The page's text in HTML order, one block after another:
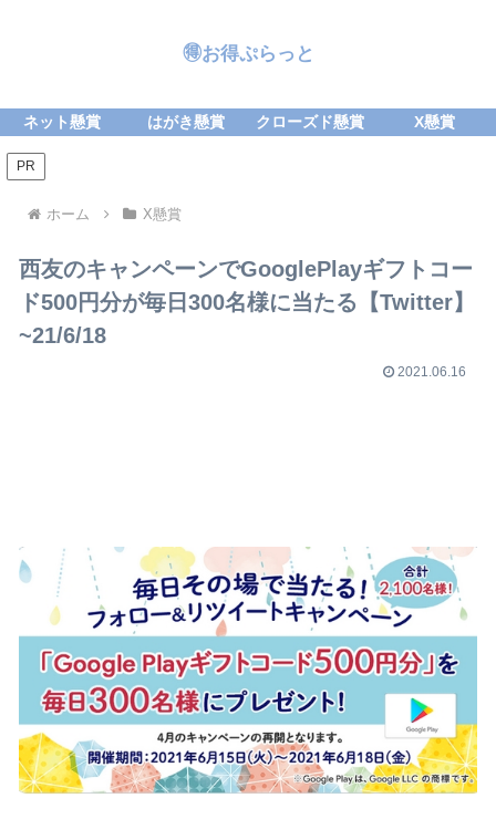
🉐お得ぷらっと
ネット懸賞 はがき懸賞 クローズド懸賞 X懸賞
PR
ホーム X懸賞
西友のキャンペーンでGooglePlayギフトコー
ド500円分が毎日300名様に当たる【Twitter】
~21/6/18
2021.06.16